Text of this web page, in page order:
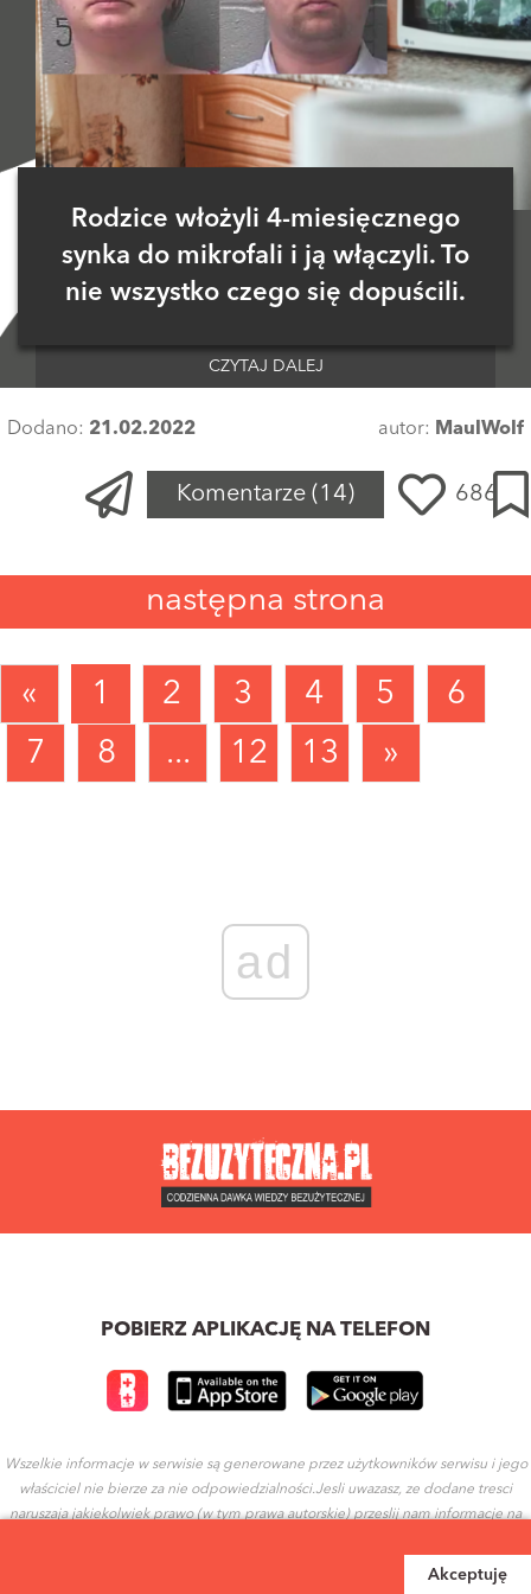
Akceptuję
Rodzice włożyli 4-miesięcznego
synka do mikrofali i ją włączyli. To
nie wszystko czego się dopuścili.
CZYTAJ DALEJ
Dodano: 21.02.2022 autor: MaulWolf
Komentarze (14) 686
następna strona
« 1 2 3 4 5
6
7
8 ... 12 13 »
ad
POBIERZ APLIKACJĘ NA TELEFON
Wszelkie informacje w serwisie są generowane przez użytkowników serwisu i jego
właściciel nie bierze za nie odpowiedzialności.Jesli uwazasz, ze dodane tresci
naruszaja jakiekolwiek prawo (w tym prawa autorskie) przeslij nam informacje na